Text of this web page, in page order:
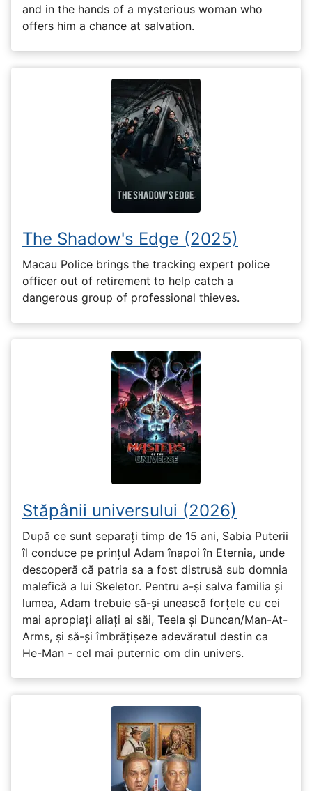
and in the hands of a mysterious woman who
offers him a chance at salvation.
The Shadow's Edge (2025)
Macau Police brings the tracking expert police
officer out of retirement to help catch a
dangerous group of professional thieves.
Stăpânii universului (2026)
După ce sunt separați timp de 15 ani, Sabia Puterii
îl conduce pe prințul Adam înapoi în Eternia, unde
descoperă că patria sa a fost distrusă sub domnia
malefică a lui Skeletor. Pentru a-și salva familia și
lumea, Adam trebuie să-și unească forțele cu cei
mai apropiați aliați ai săi, Teela și Duncan/Man-At-
Arms, și să-și îmbrățișeze adevăratul destin ca
He-Man - cel mai puternic om din univers.